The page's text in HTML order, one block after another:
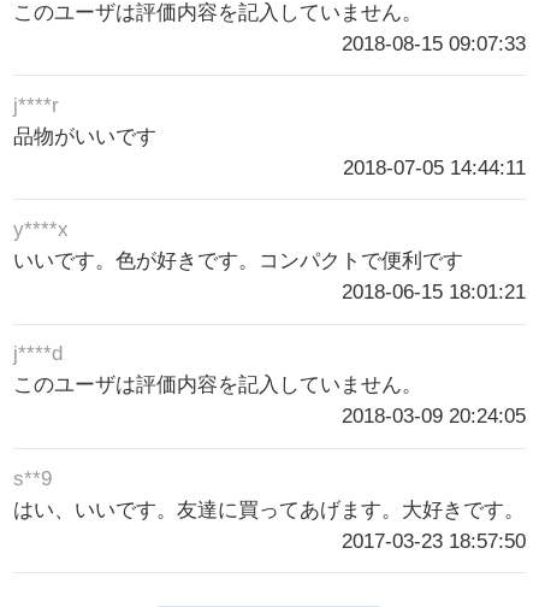
このユーザは評価内容を記入していません。
2018-08-15 09:07:33
j****r
品物がいいです
2018-07-05 14:44:11
y****x
いいです。色が好きです。コンパクトで便利です
2018-06-15 18:01:21
j****d
このユーザは評価内容を記入していません。
2018-03-09 20:24:05
s**9
はい、いいです。友達に買ってあげます。大好きです。
2017-03-23 18:57:50